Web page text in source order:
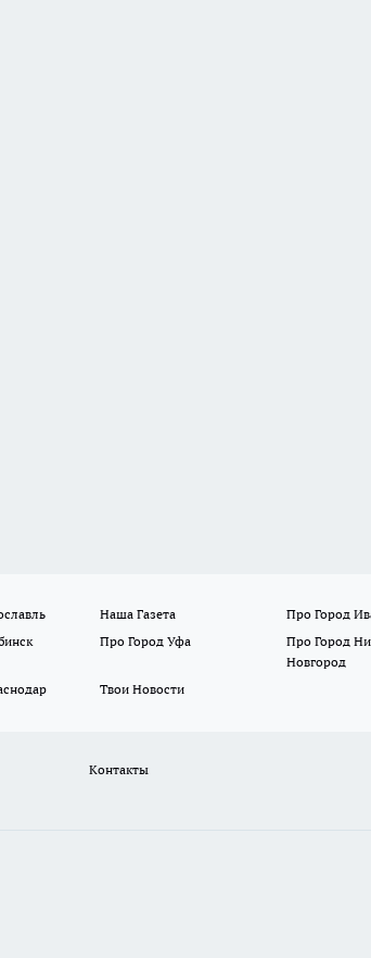
Наша Газета
Про Город
Про Город Уфа
Про Город
Новгород
Твои Новости
Контакты